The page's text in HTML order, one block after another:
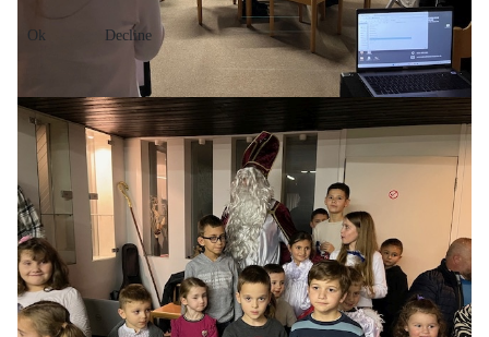
Ok Decline